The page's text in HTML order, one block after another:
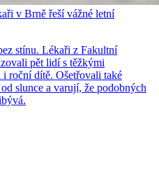
v Brně řeší vážné letní
stínu. Lékaři z Fakultní
pět lidí s těžkými
roční dítě. Ošetřovali také
slunce a varují, že podobných